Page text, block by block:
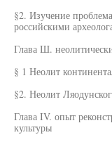
§2. Изучение
российскими
Глава Ш.
§ 1 Неолит
§2. Неолит
Глава IV. опыт
культуры